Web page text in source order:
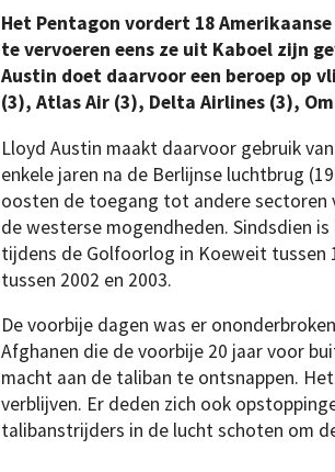
Het Pentagon vordert 18
te vervoeren eens ze uit Kaboel zijn
Austin doet daarvoor een beroep op
(3), Atlas Air (3), Delta Airlines (3),
Lloyd Austin maakt daarvoor gebruik
enkele jaren na de Berlijnse luchtbrug
oosten de toegang tot andere sectoren
de westerse mogendheden. Sindsdien
tijdens de Golfoorlog in Koeweit tussen
tussen 2002 en 2003.
De voorbije dagen was er
Afghanen die de voorbije 20 jaar voor
macht aan de taliban te ontsnappen.
verblijven. Er deden zich ook
talibanstrijders in de lucht schoten om